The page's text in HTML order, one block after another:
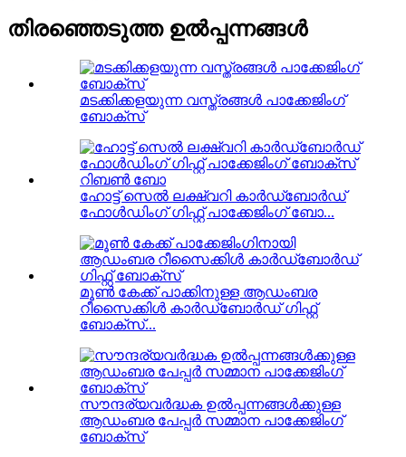
തിരഞ്ഞെടുത്ത ഉൽപ്പന്നങ്ങൾ
മടക്കിക്കളയുന്ന വസ്ത്രങ്ങൾ പാക്കേജിംഗ്
ബോക്സ്
ഹോട്ട് സെൽ ലക്ഷ്വറി കാർഡ്ബോർഡ്
ഫോൾഡിംഗ് ഗിഫ്റ്റ് പാക്കേജിംഗ് ബോ...
മൂൺ കേക്ക് പാക്കിനുള്ള ആഡംബര
റീസൈക്കിൾ കാർഡ്ബോർഡ് ഗിഫ്റ്റ്
ബോക്സ്...
സൗന്ദര്യവർദ്ധക ഉൽപ്പന്നങ്ങൾക്കുള്ള
ആഡംബര പേപ്പർ സമ്മാന പാക്കേജിംഗ്
ബോക്സ്